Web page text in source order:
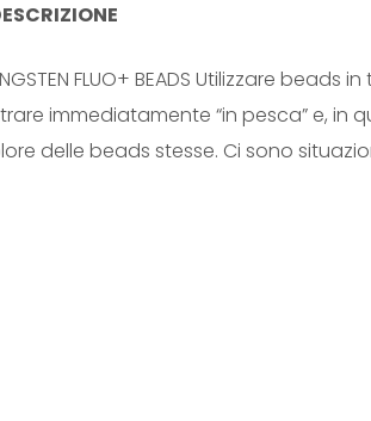
FLUO+ BEADS Utilizzare
immediatamente “in pesca” e, in
delle beads stesse. Ci sono